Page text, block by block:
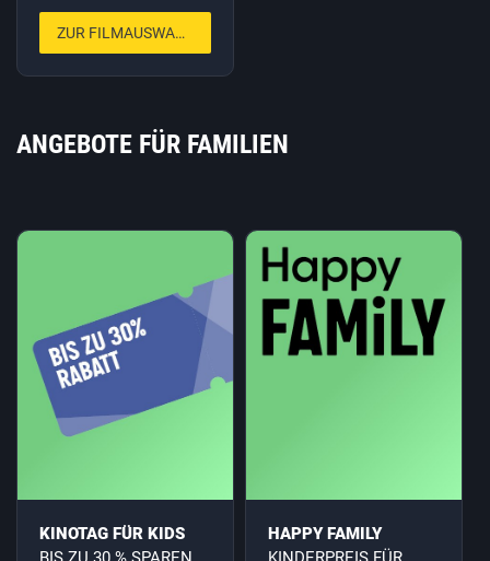
ZUR FILMAUSWAHL
ANGEBOTE FÜR FAMILIEN
KINOTAG FÜR KIDS
HAPPY FAMILY